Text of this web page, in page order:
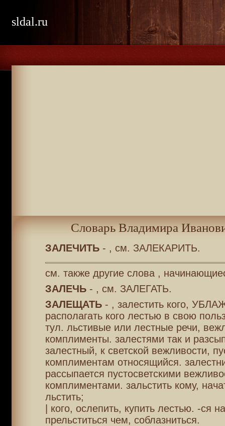
sldal.ru
Словарь Владимира
ЗАЛЕЧИТЬ- , см. ЗАЛЕКАРИТЬ.
см. также другие слова ,
ЗАЛЕЧЬ- , см. ЗАЛЕГАТЬ.
ЗАЛЕЩАТЬ- , залестить кого,
располагать кого лестью в свою
тул. льстивые или лестные речи,
комплименты. залестями так и
залестный, к светской вежливости,
комплиментам относящийся.
рассыпается пустосветскими
комплиментами. зальстить кому,
льстить;
| кого, ослепить, купить лестью. -ся
прельститься чем, соблазниться.